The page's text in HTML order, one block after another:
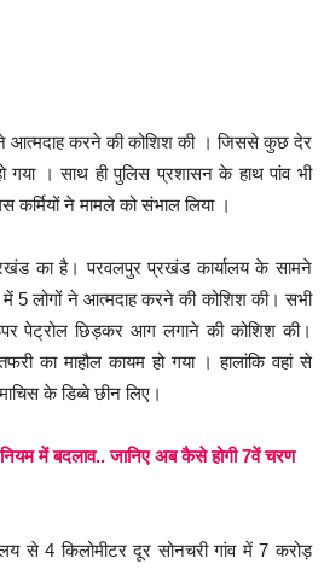
ने आत्मदाह करने की कोशिश की । जिससे कुछ देर
गया । साथ ही पुलिस प्रशासन के हाथ पांव भी
कर्मियों ने मामले को संभाल लिया ।
का है। परवलपुर प्रखंड कार्यालय के सामने
5 लोगों ने आत्मदाह करने की कोशिश की। सभी
पेट्रोल छिड़कर आग लगाने की कोशिश की।
का माहौल कायम हो गया । हालांकि वहां से
के डिब्बे छीन लिए।
नियम में बदलाव.. जानिए अब कैसे होगी 7वें चरण
से 4 किलोमीटर दूर सोनचरी गांव में 7 करोड़